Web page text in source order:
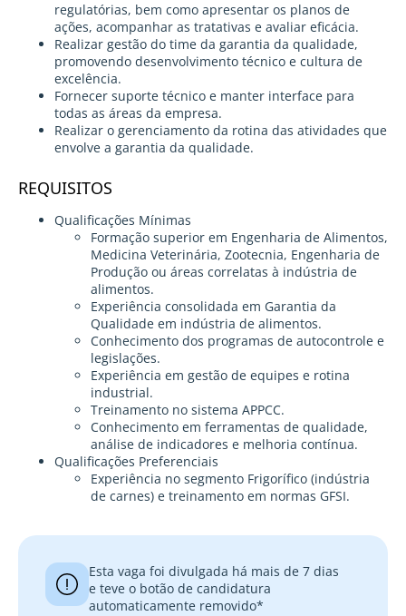
regulatórias, bem como apresentar os planos de
ações, acompanhar as tratativas e avaliar eficácia.
Realizar gestão do time da garantia da qualidade,
promovendo desenvolvimento técnico e cultura de
excelência.
Fornecer suporte técnico e manter interface para
todas as áreas da empresa.
Realizar o gerenciamento da rotina das atividades que
envolve a garantia da qualidade.
REQUISITOS
Qualificações Mínimas
Formação superior em Engenharia de Alimentos,
Medicina Veterinária, Zootecnia, Engenharia de
Produção ou áreas correlatas à indústria de
alimentos.
Experiência consolidada em Garantia da
Qualidade em indústria de alimentos.
Conhecimento dos programas de autocontrole e
legislações.
Experiência em gestão de equipes e rotina
industrial.
Treinamento no sistema APPCC.
Conhecimento em ferramentas de qualidade,
análise de indicadores e melhoria contínua.
Qualificações Preferenciais
Experiência no segmento Frigorífico (indústria
de carnes) e treinamento em normas GFSI.
Esta vaga foi divulgada há mais de 7 dias
e teve o botão de candidatura
automaticamente removido*